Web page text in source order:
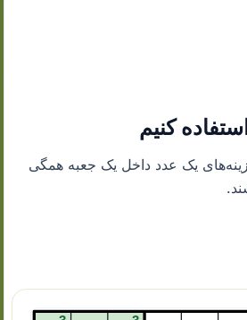
کنیم
یک عدد داخل یک جعبه همگی